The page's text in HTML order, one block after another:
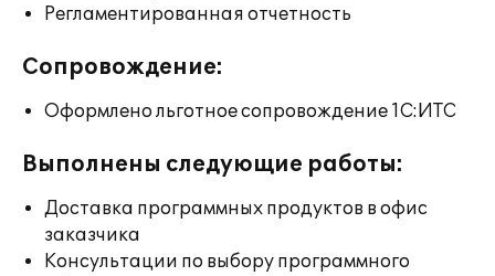
Регламентированная отчетность
Сопровождение:
Оформлено льготное сопровождение 1С:ИТС
Выполнены следующие работы:
Доставка программных продуктов в офис
заказчика
Консультации по выбору программного